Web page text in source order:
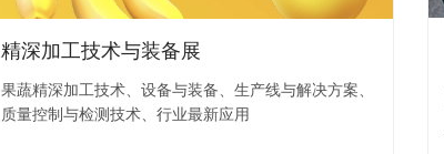
精深加工技术与装备展
果蔬精深加工技术、设备与装备、生产线与解决方案、
质量控制与检测技术、行业最新应用